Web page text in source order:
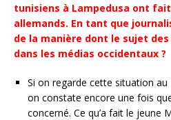
tunisiens à Lampedusa ont
allemands. En tant que
de la manière dont le sujet
dans les médias occidentaux ?
Si on regarde cette situation
on constate encore une fois
concerné. Ce qu’a fait le jeune